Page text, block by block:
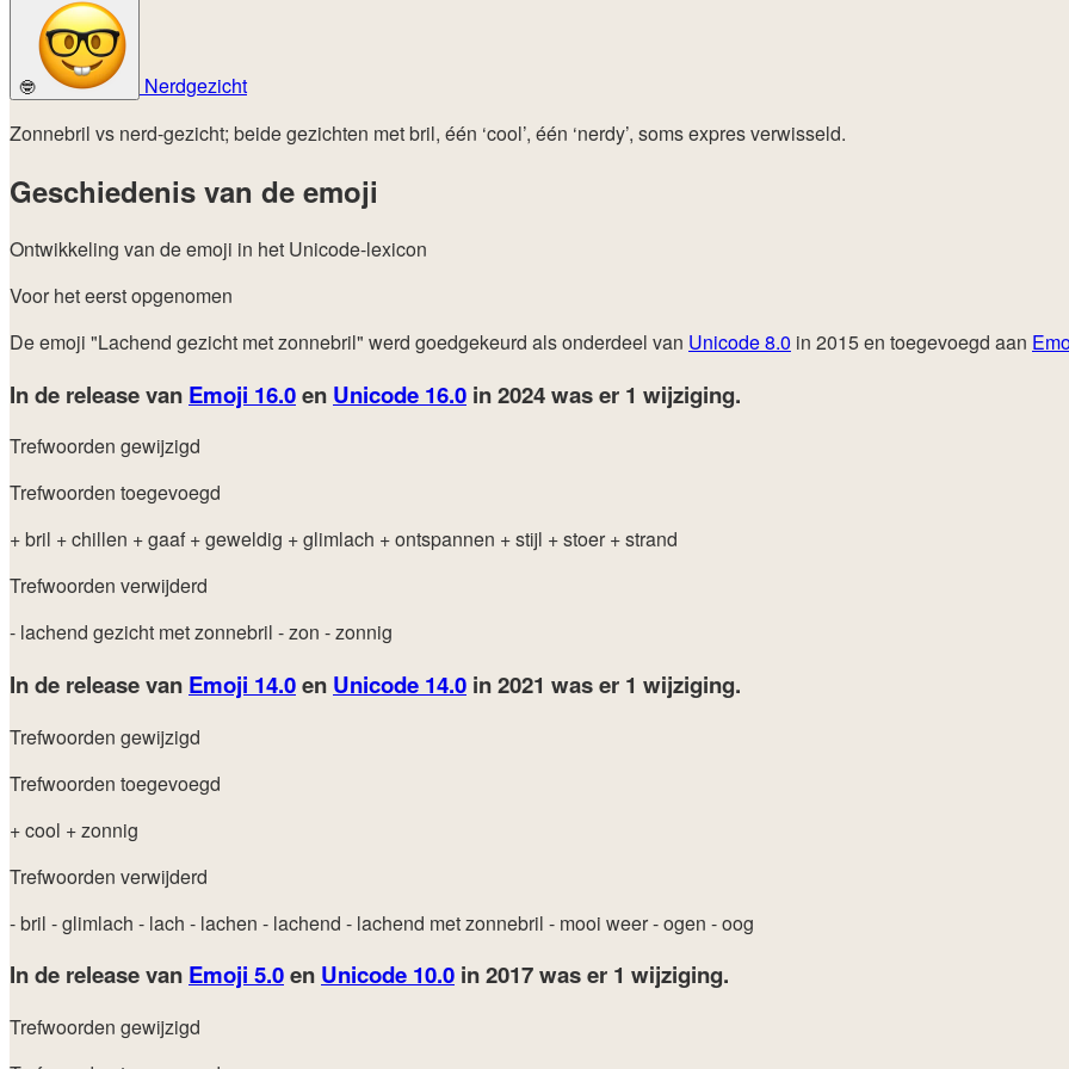
🤓
Nerdgezicht
Zonnebril vs nerd-gezicht; beide gezichten met bril, één ‘cool’, één ‘nerdy’, soms expres verwisseld.
Geschiedenis van de emoji
Ontwikkeling van de emoji in het Unicode-lexicon
Voor het eerst opgenomen
De emoji "Lachend gezicht met zonnebril" werd goedgekeurd als onderdeel van Unicode 8.0 in 2015 en toegevoegd aan
In de release van Emoji 16.0en Unicode 16.0 in 2024was er 1 wijziging.
Trefwoorden gewijzigd
Trefwoorden toegevoegd
+ bril + chillen + gaaf + geweldig + glimlach + ontspannen + stijl + stoer + strand
Trefwoorden verwijderd
- lachend gezicht met zonnebril - zon - zonnig
In de release van Emoji 14.0en Unicode 14.0 in 2021 was er 1 wijziging.
Trefwoorden gewijzigd
Trefwoorden toegevoegd
+ cool + zonnig
Trefwoorden verwijderd
- bril - glimlach - lach - lachen - lachend - lachend met zonnebril - mooi weer- ogen - oog
In de release van Emoji 5.0en Unicode 10.0 in 2017was er 1 wijziging.
Trefwoorden gewijzigd